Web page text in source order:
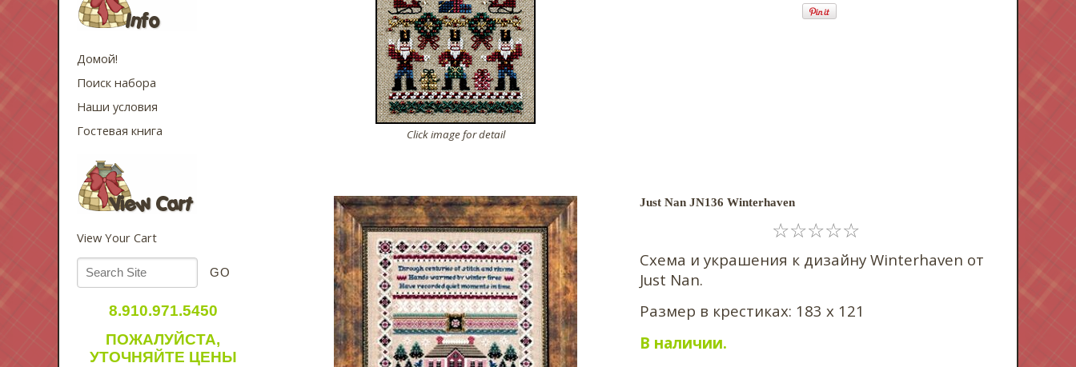
Домой!
Поиск набора
Наши условия
Гостевая книга
View Your Cart
8.910.971.5450
ПОЖАЛУЙСТА,
УТОЧНЯЙТЕ ЦЕНЫ
Click image for detail
Just Nan JN136 Winterhaven
☆☆☆☆☆
Схема и украшения к дизайну Winterhaven от
Just Nan.
Размер в крестиках: 183 х 121
В наличии.